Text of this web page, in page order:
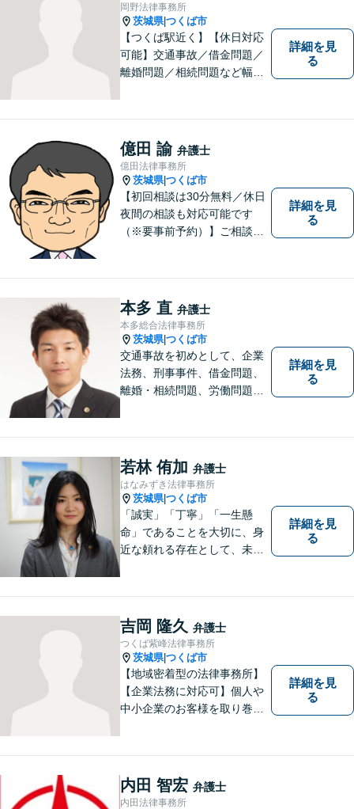
岡野法律事務所
茨城県|つくば市
【つくば駅近く】【休日対応
可能】交通事故／借金問題／
離婚問題／相続問題など幅広
み、考え、依頼者様の希望を
実現するために精一杯努力い
たします。お気軽にご相談く
ださい。
詳細を見
る
億田 諭 弁護士
億田法律事務所
茨城県|つくば市
【初回相談は30分無料／休日
夜間の相談も対応可能です
（※要事前予約）】ご相談、
スを心がけています。お気軽
にお問合せください。
詳細を見
る
本多 直 弁護士
本多総合法律事務所
茨城県|つくば市
交通事故を初めとして、企業
法務、刑事事件、借金問題、
離婚・相続問題、労働問題そ
結果をご提供できるよう、誠
実・迅速・丁寧な事件処理を
心掛けています。
詳細を見
る
若林 侑加 弁護士
はなみずき法律事務所
茨城県|つくば市
「誠実」「丁寧」「一生懸
命」であることを大切に、身
近な頼れる存在として、未来
詳細を見
る
吉岡 隆久 弁護士
つくば紫峰法律事務所
茨城県|つくば市
【地域密着型の法律事務所】
【企業法務に対応可】個人や
中小企業のお客様を取り巻く
す。また、相続分野では相続
人38名の案件の対応経験がご
ざいます。ぜひ、お気軽にご
詳細を見
る
内田 智宏 弁護士
内田法律事務所